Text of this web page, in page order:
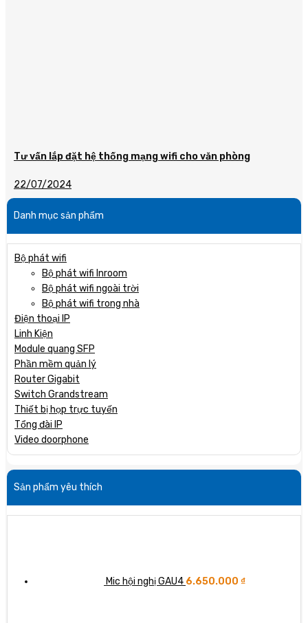
Tư vấn lắp đặt hệ thống mạng wifi cho văn phòng
22/07/2024
Danh mục sản phẩm
Bộ phát wifi
Bộ phát wifi Inroom
Bộ phát wifi ngoài trời
Bộ phát wifi trong nhà
Điện thoại IP
Linh Kiện
Module quang SFP
Phần mềm quản lý
Router Gigabit
Switch Grandstream
Thiết bị họp trực tuyến
Tổng đài IP
Video doorphone
Sản phẩm yêu thích
Mic hội nghị GAU4 6.650.000 ₫